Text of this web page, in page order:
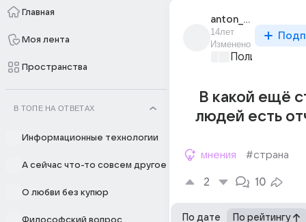
Главная
Моя лента
Пространства
В ТОПЕ НА ОТВЕТАХ
Информационные технологии
А сейчас что-то совсем другое
О любви без купюр
Философский вопрос
anton_kim_3
14лет
Изменено
В какой ещё
людей есть
мнения #страна
2 10
По дате По рейтингу